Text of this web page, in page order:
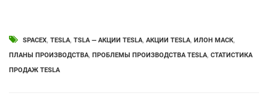
SPACEX, TESLA, TSLA — АКЦИИ TESLA, АКЦИИ TESLA, ИЛОН МАСК,
ПЛАНЫ ПРОИЗВОДСТВА, ПРОБЛЕМЫ ПРОИЗВОДСТВА TESLA, СТАТИСТИКА
ПРОДАЖ TESLA